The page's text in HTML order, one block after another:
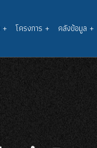
+ โครงการ + คลังข้อมูล +